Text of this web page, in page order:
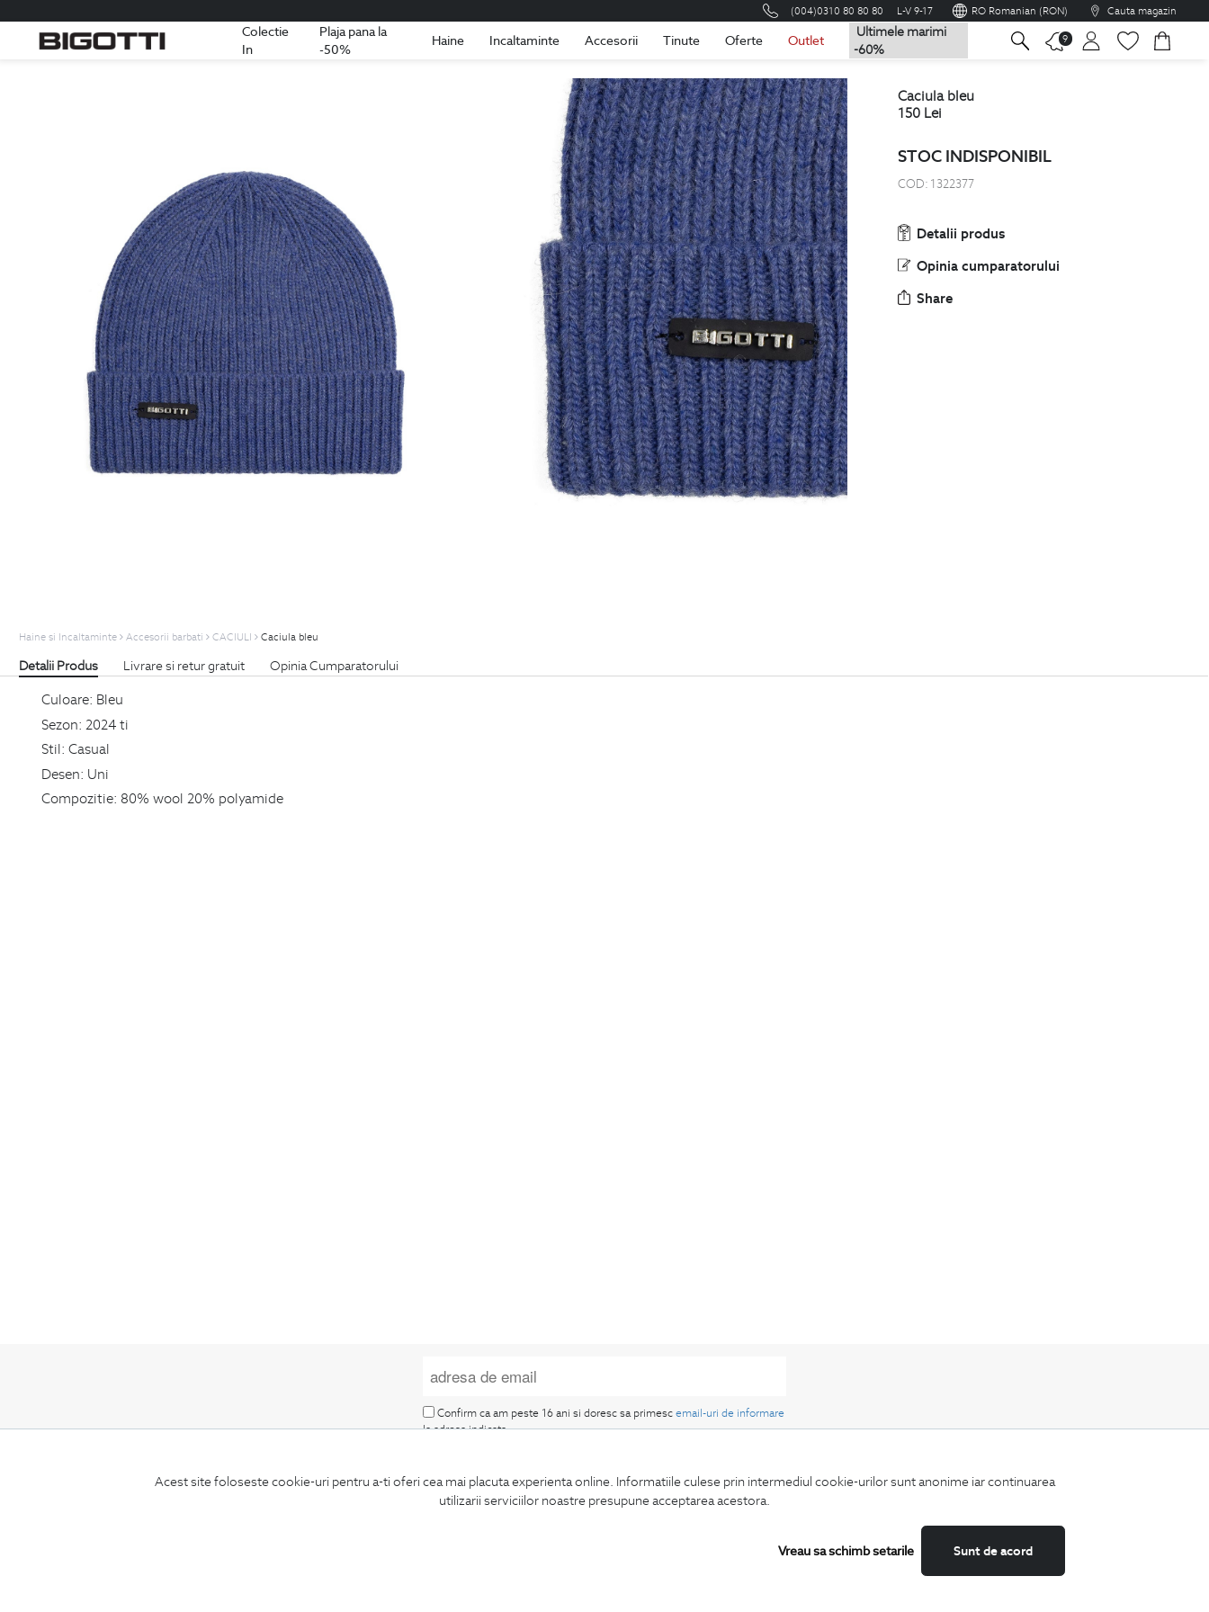
Acest site foloseste cookie-uri pentru a-ti oferi cea mai placuta experienta online. Informatiile culese prin intermediul cookie-urilor sunt anonime iar continuarea
utilizarii serviciilor noastre presupune acceptarea acestora.
Sunt de acord
Vreau sa schimb setarile
(004)0310 80 80 80 L-V 9-17 RO Romanian (RON) Cauta magazin
Colectie
In
Plaja pana la
-50%
Haine Incaltaminte Accesorii Tinute Oferte Outlet
Ultimele marimi
-60%
9
Romania Romana
caciula bleu
150 Lei
STOC INDISPONIBIL
COD: 1322377
Detalii produs
Opinia cumparatorului
Share
Haine si Incaltaminte Accesorii barbati CACIULI Caciula bleu
Detalii Produs Livrare si retur gratuit Opinia Cumparatorului
Culoare: Bleu
Sezon: 2024 ti
Stil: Casual
Desen: Uni
Compozitie: 80% wool 20% polyamide
LA NEWSLETTER
Confirm ca am peste 16 ani si doresc sa primescemail-uri de informare
la adresa indicata.
oferte speciale si trenduri in moda masculina.